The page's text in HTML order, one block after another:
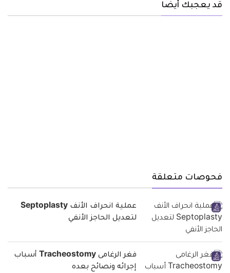
قد يعجبك أيضا
فحوصات متعلقة
عملية انحراف الأنف Septoplasty
لتعديل الحاجز الأنفي
فغر الرغامى Tracheostomy أسباب
إجرائه ونصائح بعده